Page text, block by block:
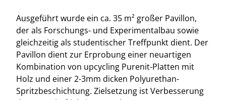
Ausgeführt wurde ein ca. 35 m² großer Pavillon,
der als Forschungs- und Experimentalbau sowie
gleichzeitig als studentischer Treffpunkt dient. Der
Pavillon dient zur Erprobung einer neuartigen
Kombination von upcycling Purenit-Platten mit
Holz und einer 2-3mm dicken Polyurethan-
Spritzbeschichtung. Zielsetzung ist Verbesserung